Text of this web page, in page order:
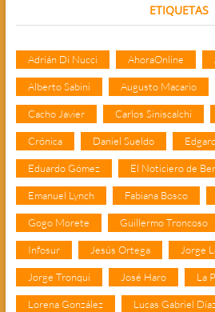
ETIQUETAS
Adrián Di Nucci AhoraOnline
Alberto Sabini Augusto Macario
Cacho Javier Carlos Siniscalchi
Crónica Daniel Sueldo
Eduardo Gómez El Noticiero de
Emanuel Lynch Fabiana Bosco
Gogo Morete Guillermo Troncoso
Infosur Jesús Ortega Jorge
Jorge Tronqui José Haro La
Lorena González Lucas Gabriel